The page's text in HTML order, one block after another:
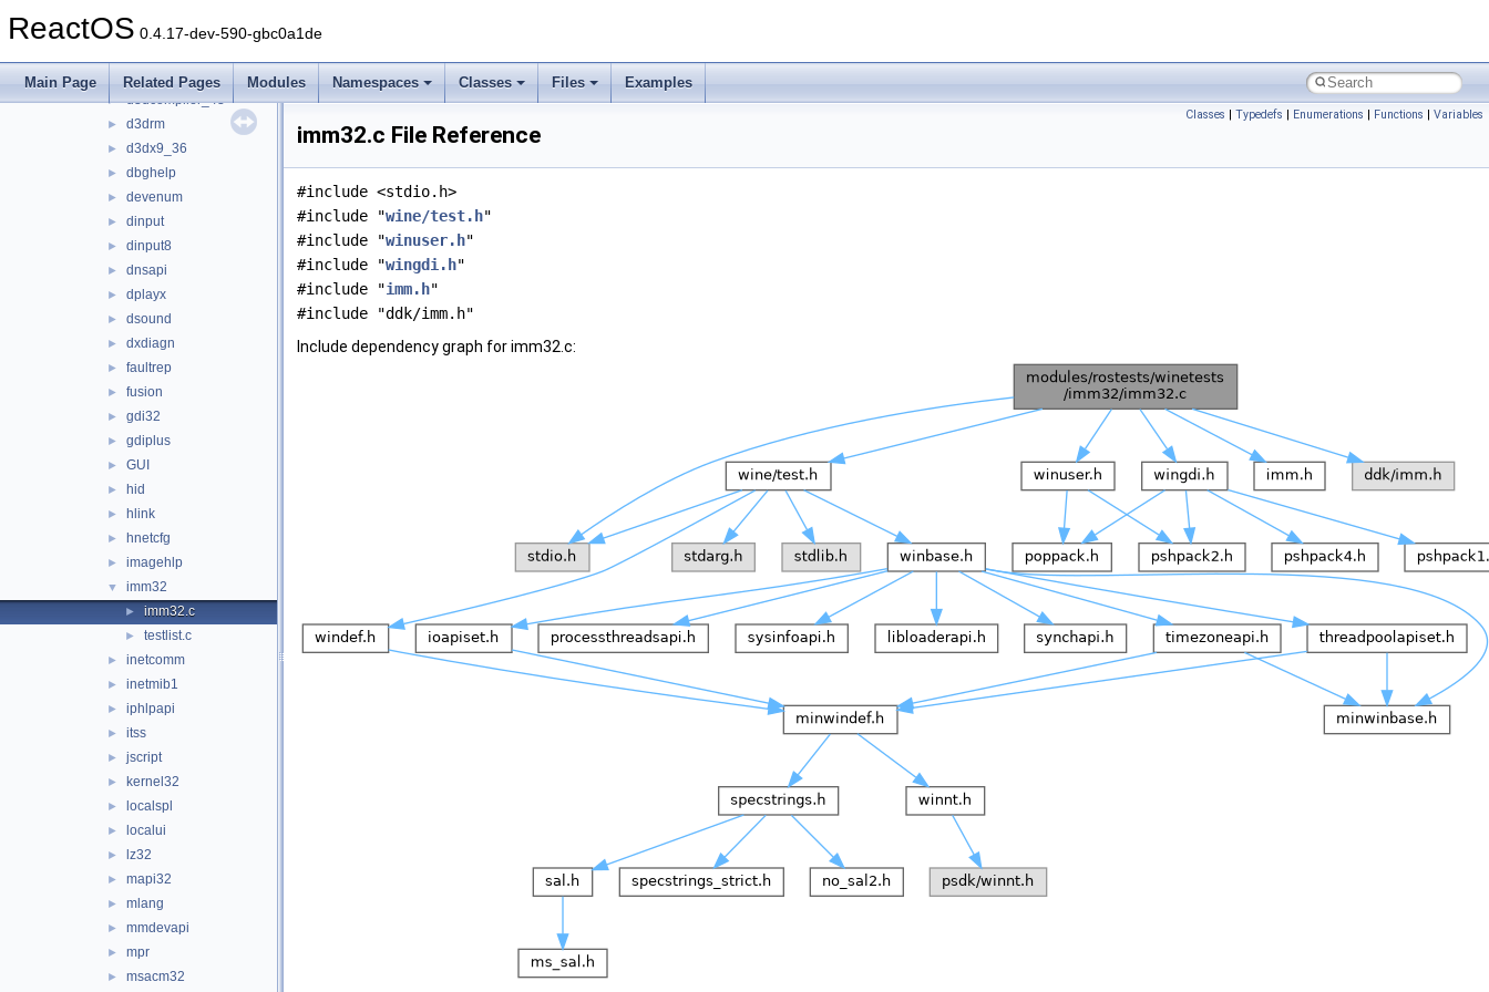
ReactOS 0.4.17-dev-590-gbc0a1de
Main Page Related Pages Modules Namespaces Classes Files Examples
► crypt32
cryptui
► d3dcompiler_43
► d3drm
► d3dx9_36
► dbghelp
► devenum
► dinput
► dinput8
► dnsapi
► dplayx
► dsound
► dxdiagn
► faultrep
► fusion
► gdi32
► gdiplus
► GUI
► hid
► hlink
► hnetcfg
► imagehlp
▼ imm32
► imm32.c
► testlist.c
► inetcomm
► inetmib1
► iphlpapi
► itss
► jscript
► kernel32
► localspl
► localui
► lz32
► mapi32
► mlang
► mmdevapi
► mpr
► msacm32
Classes | Typedefs | Enumerations | Functions | Variables
imm32.c File Reference
#include <stdio.h>
#include "wine/test.h"
#include "winuser.h"
#include "wingdi.h"
#include "imm.h"
#include "ddk/imm.h"
Include dependency graph for imm32.c: